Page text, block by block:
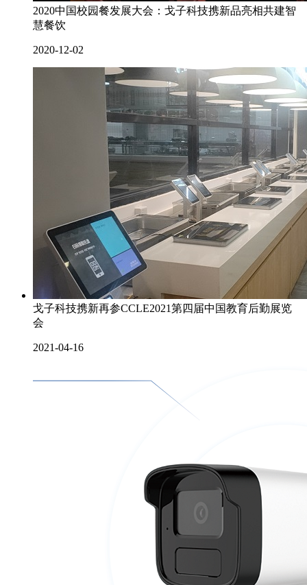
2020中国校园餐发展大会：戈子科技携新品亮相共建智
慧餐饮
2020-12-02
戈子科技携新再参CCLE2021第四届中国教育后勤展览
会
2021-04-16